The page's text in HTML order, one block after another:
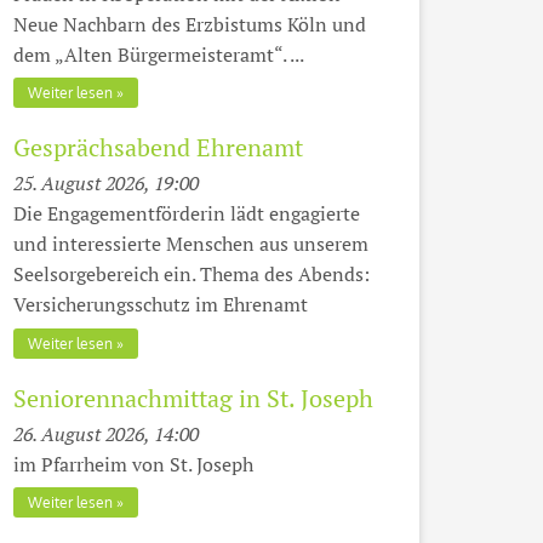
Neue Nachbarn des Erzbistums Köln und
dem „Alten Bürgermeisteramt“. ...
Weiter lesen
Gesprächsabend Ehrenamt
25. August 2026, 19:00
Die Engagementförderin lädt engagierte
und interessierte Menschen aus unserem
Seelsorgebereich ein. Thema des Abends:
Versicherungsschutz im Ehrenamt
Weiter lesen
Seniorennachmittag in St. Joseph
26. August 2026, 14:00
im Pfarrheim von St. Joseph
Weiter lesen